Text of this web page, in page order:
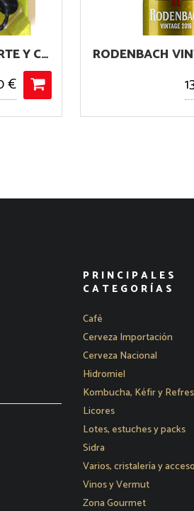
2016
€
BREWDOG
PRINCIPALES
CATEGORÍAS
Café
Cerveza Importación
Cerveza Nacional
Hidromiel
Kombucha, Kéfir y
Licores
Lotes, estuches y packs
Sidra
Varios, cristalería y
Vinos y Vermut
Zona Gourmet